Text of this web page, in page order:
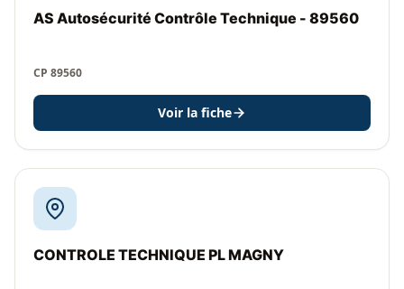
AS Autosécurité Contrôle Technique - 89560
CP 89560
Voir la fiche
CONTROLE TECHNIQUE PL MAGNY